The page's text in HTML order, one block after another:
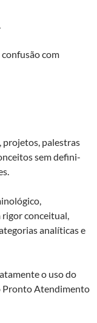
com
palestras
sem defini-
conceitual,
analíticas e
o uso do
Pronto Atendimento